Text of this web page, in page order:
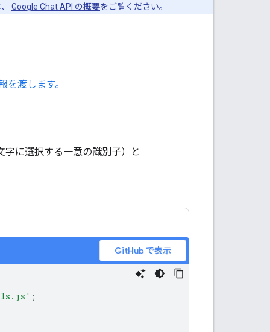
Google Chat API の概要をご覧ください。
渡します。
字に選択する一意の識別子）と
GitHub で表示
;